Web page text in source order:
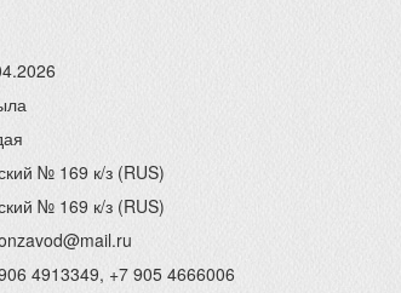
№ 169 к/з (RUS)
№ 169 к/з (RUS)
4913349, +7 905 4666006